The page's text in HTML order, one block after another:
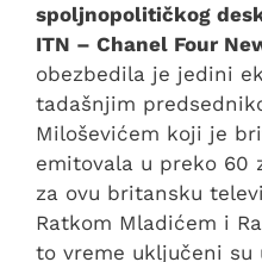
spoljnopolitičkog
ITN – Chanel Four
obezbedila je jedini
tadašnjim
Miloševićem koji je
emitovala u preko 60
za ovu britansku
Ratkom Mladićem i
to vreme uključeni su